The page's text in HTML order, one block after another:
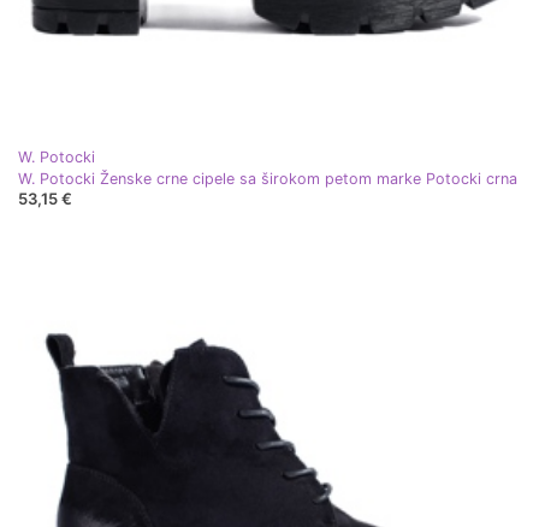
W. Potocki
W. Potocki Ženske crne cipele sa širokom petom marke Potocki crna
53,15 €